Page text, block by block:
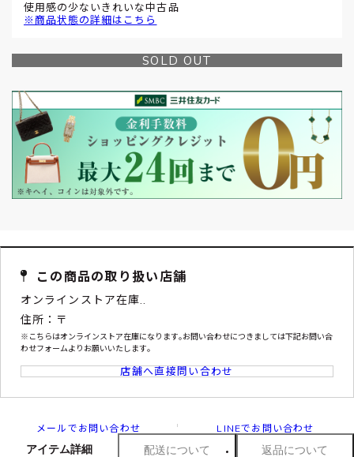
使用感の少ないきれいな中古品
※商品状態の詳細はこちら
SOLD OUT
この商品の取り扱い店舗
オンラインストア在庫..
住所：〒
※こちらはオンラインストア在庫になります｡お問い合わせにつきましては下記お問い合
わせフォームよりお願いいたします｡
店舗へ直接問い合わせ
メールでお問い合わせ LINEでお問い合わせ
アイテム詳細 配送について 返品について